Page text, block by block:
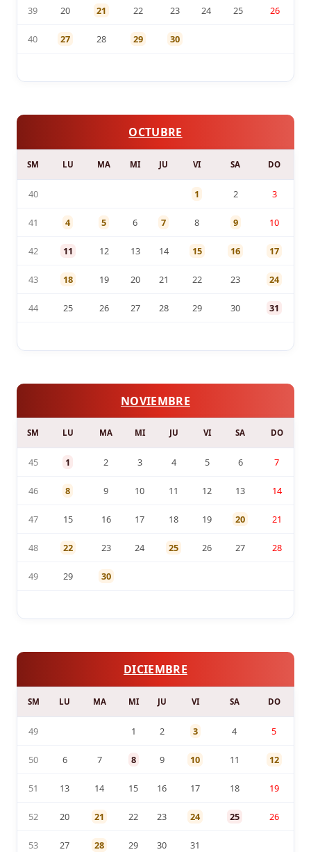
39 20 21 22 23 24 25 26
40 27 28 29 30
OCTUBRE
SM LU MA MI JU VI SA DO
40 1 2 3
41 4 5 6 7 8 9 10
42 11 12 13 14 15 16 17
43 18 19 20 21 22 23 24
44 25 26 27 28 29 30 31
NOVIEMBRE
SM LU MA MI JU VI SA DO
45 1 2 3 4 5 6 7
46 8 9 10 11 12 13 14
47 15 16 17 18 19 20 21
48 22 23 24 25 26 27 28
49 29 30
DICIEMBRE
SM LU MA MI JU VI SA DO
49 1 2 3 4 5
50 6 7 8 9 10 11 12
51 13 14 15 16 17 18 19
52 20 21 22 23 24 25 26
53 27 28 29 30 31